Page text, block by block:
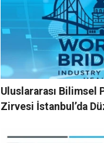
Uluslararası Bilimsel
Zirvesi İstanbul’da